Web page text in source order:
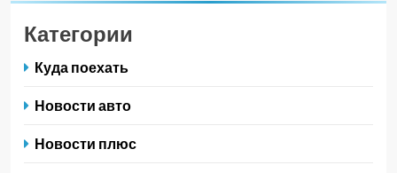
Категории
Куда поехать
Новости авто
Новости плюс